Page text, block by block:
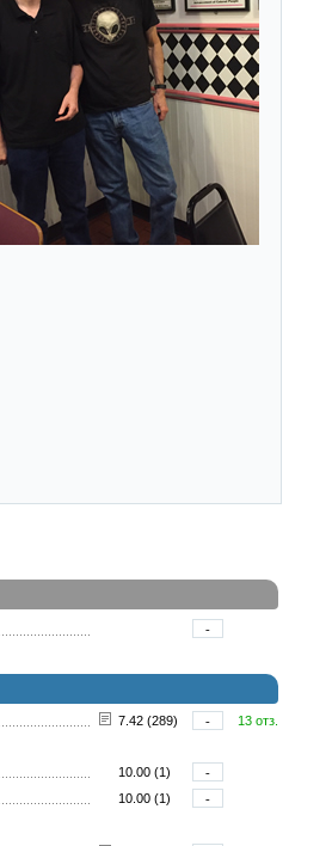
-
7.42 (289) -
13 отз.
10.00 (1)
-
10.00 (1) -